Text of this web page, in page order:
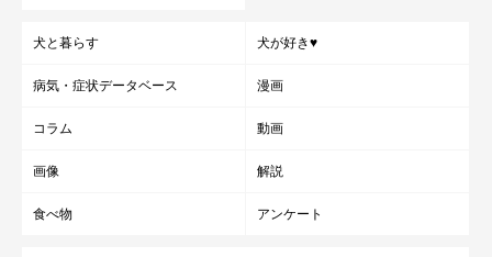
犬と暮らす 犬が好き♥
病気・症状データベース 漫画
コラム 動画
画像 解説
食べ物 アンケート